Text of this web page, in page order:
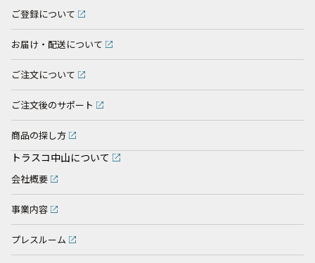
ご登録について
お届け・配送について
ご注文について
ご注文後のサポート
商品の探し方
トラスコ中山について
会社概要
事業内容
プレスルーム